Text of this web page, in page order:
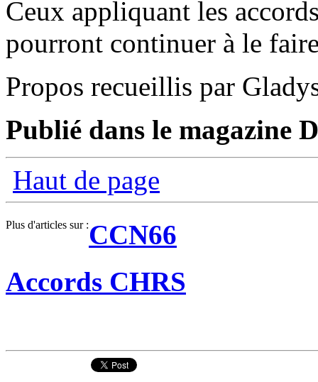
Ceux appliquant les
pourront continuer à le
Propos recueillis par
Publié dans le magazine
Haut de page
Plus d'articles sur :CCN66
Accords CHRS